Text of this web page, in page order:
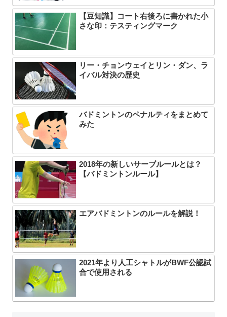
【豆知識】コート右後ろに書かれた小
さな印：テスティングマーク
リー・チョンウェイとリン・ダン、ラ
イバル対決の歴史
バドミントンのペナルティをまとめて
みた
2018年の新しいサーブルールとは？
【バドミントンルール】
エアバドミントンのルールを解説！
2021年より人工シャトルがBWF公認試
合で使用される